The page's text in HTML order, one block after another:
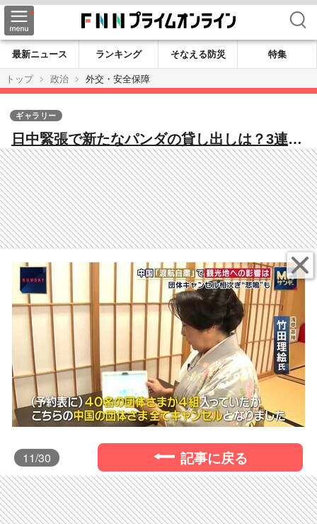
検索
最新ニュース ランキング そなえる防災
特集
トップ
政治 外交・安全保障
日中緊張で新たなパンダの貸し出しは？3連休
の上野動物園は70分待ち 人気スポットにも
影響…団体キャンセル相次ぎ悲鳴も
ギャラリー
11/30 記事に戻る